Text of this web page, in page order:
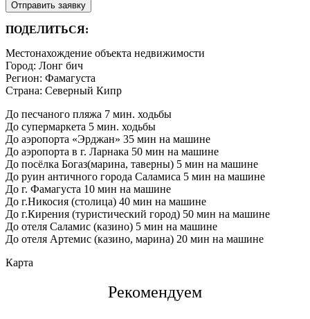
ПОДЕЛИТЬСЯ:
Местонахождение объекта недвижимости
Город: Лонг бич
Регион: Фамагуста
Страна: Северный Кипр
До песчаного пляжа 7 мин. ходьбы
До супермаркета 5 мин. ходьбы
До аэропорта «Эрджан» 35 мин на машине
До аэропорта в г. Ларнака 50 мин на машине
До посёлка Богаз(марина, таверны) 5 мин на машине
До руин античного города Саламиса 5 мин на машине
До г. Фамагуста 10 мин на машине
До г.Никосия (столица) 40 мин на машине
До г.Кирения (туристический город) 50 мин на машине
До отеля Саламис (казино) 5 мин на машине
До отеля Артемис (казино, марина) 20 мин на машине
Карта
Рекомендуем